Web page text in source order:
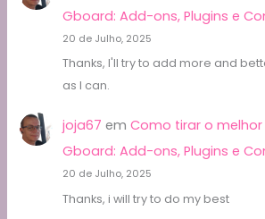
Gboard: Add-ons, Plugins e
20 de Julho, 2025
Thanks, I'll try to add more and
as I can.
joja67 em Como tirar o
Gboard: Add-ons, Plugins e
20 de Julho, 2025
Thanks, i will try to do my best